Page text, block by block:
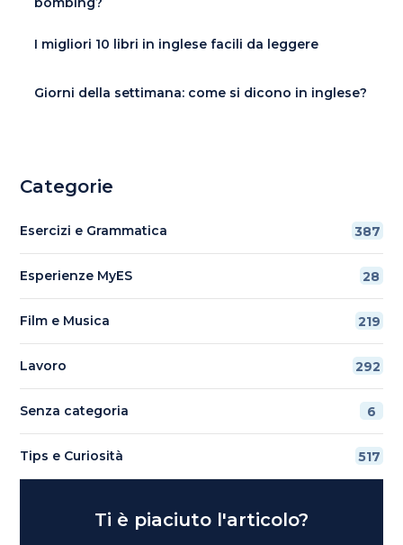
I migliori 10 libri in inglese facili da leggere
Giorni della settimana: come si dicono in inglese?
Categorie
Esercizi e Grammatica 387
Esperienze MyES 28
Film e Musica 219
Lavoro 292
Senza categoria 6
Tips e Curiosità 517
Ti è piaciuto l'articolo?